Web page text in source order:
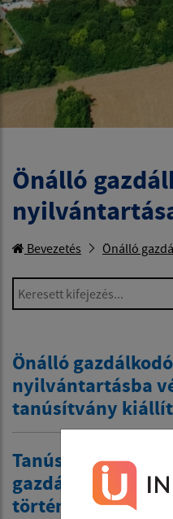
Önálló
Bevezetés Önálló
Keresett kifejezés...
Önálló gazdálkodó
nyilvántartásba
tanúsítvány
Tanúsítvány
gazdálkodó
történő